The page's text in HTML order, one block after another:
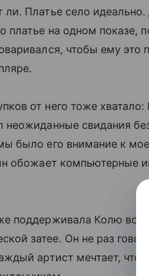
Платье село
платье на одном показе,
чтобы ему это
от него тоже
неожиданные свидания
было его внимание к
обожает компьютерные
поддерживала Колю во
затее. Он не раз
артист мечтает,